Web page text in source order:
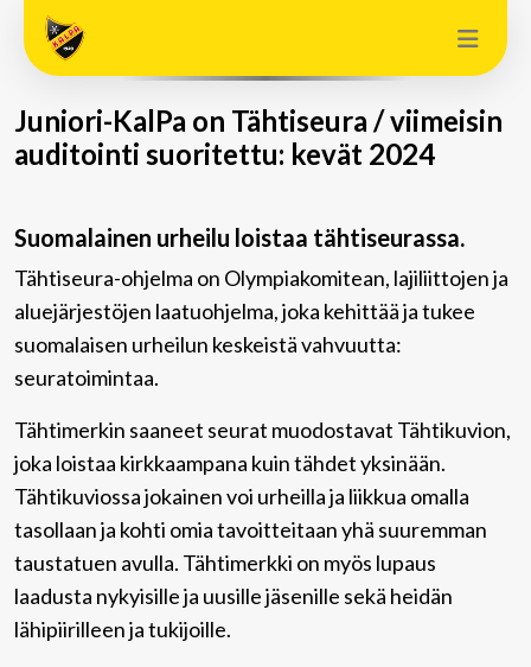
Juniori-KalPa on Tähtiseura / viimeisin
auditointi suoritettu: kevät 2024
Suomalainen urheilu loistaa tähtiseurassa.
Tähtiseura-ohjelma on Olympiakomitean, lajiliittojen ja
aluejärjestöjen laatuohjelma, joka kehittää ja tukee
suomalaisen urheilun keskeistä vahvuutta:
seuratoimintaa.
Tähtimerkin saaneet seurat muodostavat Tähtikuvion,
joka loistaa kirkkaampana kuin tähdet yksinään.
Tähtikuviossa jokainen voi urheilla ja liikkua omalla
tasollaan ja kohti omia tavoitteitaan yhä suuremman
taustatuen avulla. Tähtimerkki on myös lupaus
laadusta nykyisille ja uusille jäsenille sekä heidän
lähipiirilleen ja tukijoille.